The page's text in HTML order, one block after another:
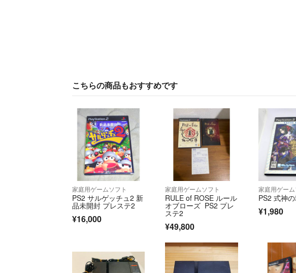
こちらの商品もおすすめです
家庭用ゲームソフト
PS2 サルゲッチュ2 新
品未開封 プレステ2
¥16,000
家庭用ゲームソフト
RULE of ROSE ルール
オブローズ PS2 プレ
ステ2
¥49,800
家庭用ゲーム
PS2 式神
¥1,980